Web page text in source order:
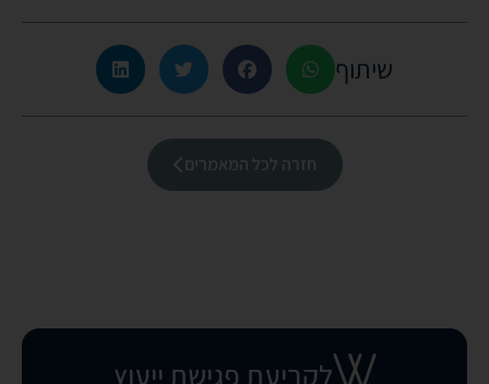
שיתוף
חזרה לכל המאמרים
לקביעת פגישת ייעוץ